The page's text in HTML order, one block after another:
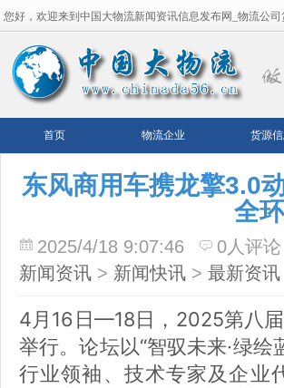
您好，欢迎来到中国大物流新闻资讯信息发布网_物流公
流平台！
首页 物流企业 货源
东风商用车携龙擎3.0
全
2025/4/18 9:07:46 0人评论
新闻资讯 > 新闻快讯 > 最新资讯
4月16日—18日，2025第八
举行。论坛以“智驭未来·绿
行业领袖、技术专家及企业